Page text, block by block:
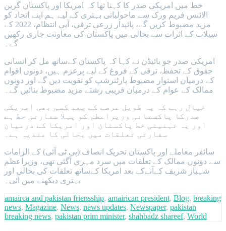
خط میں امریکی صدر کا کہنا تھا کہ امریکا اور پاکستان گرین
الائنس فریم ورک سے ماحولیاتی بہتری کے لیے ہم اپنے اتحاد کو
مزید مضبوط کریں گے، پائیدار زرعی ترقی، آبی انتظام، 2022 کے
سیلاب کے اثرات سے بحالی میں پاکستان کی معاونت جاری رکھیں
گے۔
امریکی صدر جو بائیڈن نے کہا کہ پاکستان کےساتھ مل کر انسانی
حقوق کے تحفظ، ترقی کے فروغ کے لیے پرعزم ہیں، دونوں اقوام
کے درمیان استوار مضبوط پارٹنرشپ کو تقویت دیں گے اور دونوں
ممالک کے عوام کے درمیان قریبی رشتے مزید مضبوط بنائیں گے۔
خیال رہے کہ یہ طویل عرصے کے بعد کسی بھی امریکی
صدرکا پاکستانی وزیراعظم کو پہلا سفارتی خط ہے
اور یہ تہنیتی خط پاکستان اور امریکا کے درمیان
سفارتی تعلقات میں بحالی کا عندیہ ہے۔
سائفر معاملے اور پاکستان تحریک انصاف (پی ٹی آئی) کے الزامات
سے دونوں ممالک کے تعلقات میں سرد مہری آگئی تھی، وزیراعظم
شہباز شریف کےآنےکے بعد امریکا کےساتھ تعلقات کی بحالی اور
بہتری دیکھنے میں آئی۔
amairca and pakistan friensship, amairican president, Blog, breaking
news, Magazine, News, news updates, Newspaper, pakistan
breaking news, pakistan prim minister, shahbadz shareef, World